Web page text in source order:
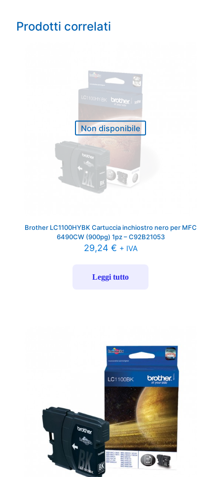
Prodotti correlati
Non disponibile
Brother LC1100HYBK Cartuccia inchiostro nero per MFC
6490CW (900pg) 1pz – C92B21053
29,24 € + IVA
Leggi tutto